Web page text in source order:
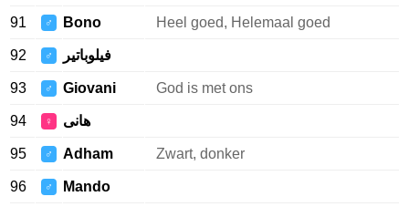
91 ♂ Bono Heel goed, Helemaal goed
92 ♂ فيلوباتير
93 ♂ Giovani God is met ons
94 ♀ هانى
95 ♂ Adham Zwart, donker
96 ♂ Mando